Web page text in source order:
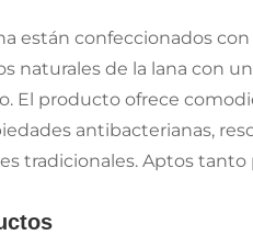
están confeccionados
naturales de la lana con
El producto ofrece
antibacterianas,
tradicionales. Aptos